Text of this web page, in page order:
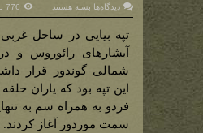
دیدگاه‌ها برای
بینایی)
بسته هستند 776 نمایش
تپه بیایی در ساحل غربی
آبشارهای رائوروس و
شمالی گوندور قرار
این تپه بود که یاران
فردو به همراه سم به
سمت موردور آغاز کردند.